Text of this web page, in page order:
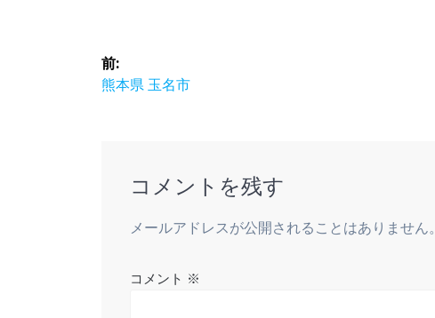
投
稿
前:
前
熊本県 玉名市
コメントを残す
メールアドレスが公開されることはありません。
コメント ※